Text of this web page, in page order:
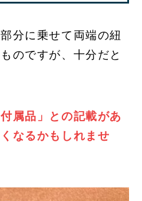
分に乗せて両端の紐
のですが、十分だと
属品」との記載があ
なるかもしれませ